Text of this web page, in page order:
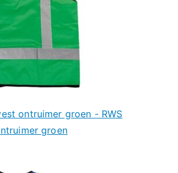
ontruimer groen - RWS
groen